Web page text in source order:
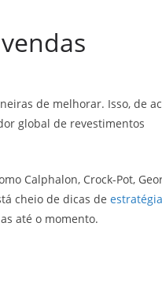
de melhorar. Isso, de
global de revestimentos
Calphalon, Crock-Pot,
cheio de dicas de
até o momento.